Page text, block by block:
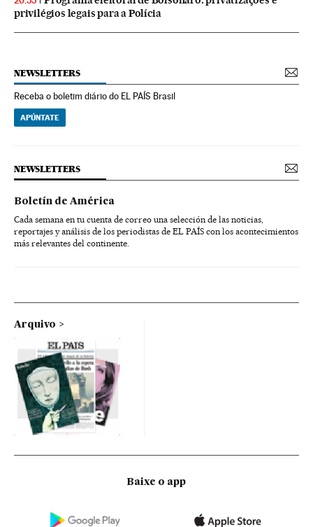
privilégios legais para a Polícia
NEWSLETTERS
Receba o boletim diário do EL PAÍS Brasil
APÚNTATE
NEWSLETTERS
Boletín de América
Cada semana en tu cuenta de correo una selección de las noticias,
reportajes y análisis de los periodistas de EL PAÍS con los acontecimientos
más relevantes del continente.
Arquivo
Baixe o app